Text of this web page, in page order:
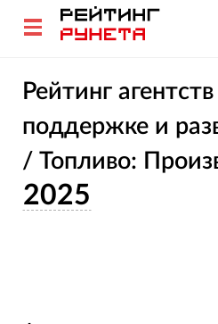
Рейтинг
поддержке и
/ Топливо:
2025